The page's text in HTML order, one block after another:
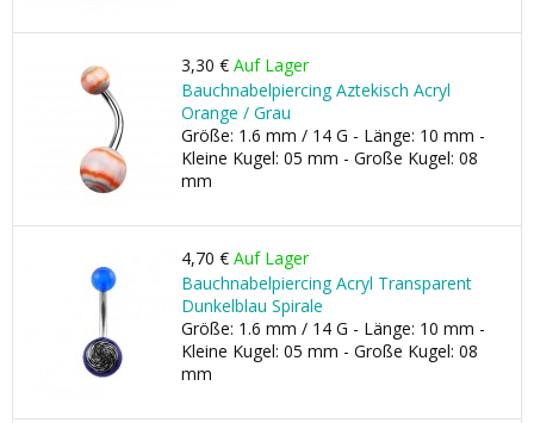
3,30 € Auf Lager
Bauchnabelpiercing Aztekisch Acryl
Orange / Grau
Größe: 1.6 mm / 14 G - Länge: 10 mm -
Kleine Kugel: 05 mm - Große Kugel: 08
mm
4,70 € Auf Lager
Bauchnabelpiercing Acryl Transparent
Dunkelblau Spirale
Größe: 1.6 mm / 14 G - Länge: 10 mm -
Kleine Kugel: 05 mm - Große Kugel: 08
mm